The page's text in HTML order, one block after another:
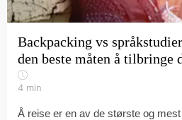
Backpacking vs
den beste måten å tilbringe
4 min
Å reise er en av de største og